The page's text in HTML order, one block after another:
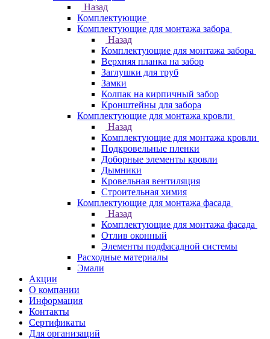
Назад
Комплектующие
Комплектующие для монтажа забора
Назад
Комплектующие для монтажа забора
Верхняя планка на забор
Заглушки для труб
Замки
Колпак на кирпичный забор
Кронштейны для забора
Комплектующие для монтажа кровли
Назад
Комплектующие для монтажа кровли
Подкровельные пленки
Доборные элементы кровли
Дымники
Кровельная вентиляция
Строительная химия
Комплектующие для монтажа фасада
Назад
Комплектующие для монтажа фасада
Отлив оконный
Элементы подфасадной системы
Расходные материалы
Эмали
Акции
О компании
Информация
Контакты
Сертификаты
Для организаций